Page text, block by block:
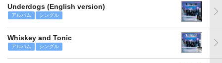
Underdogs (English version)
アルバム シングル
Whiskey and Tonic
アルバム シングル